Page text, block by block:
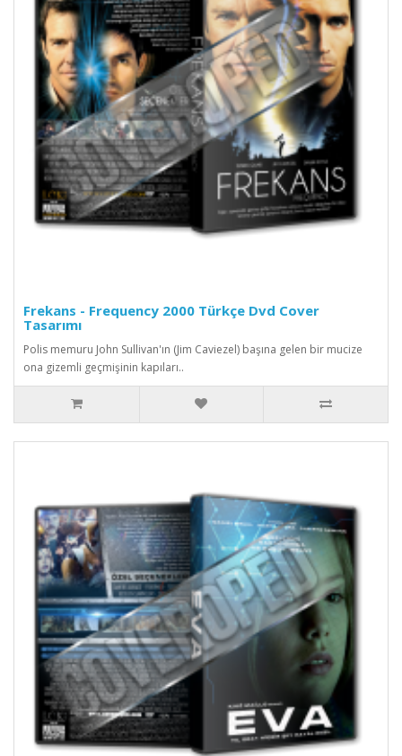
Frekans - Frequency 2000 Türkçe Dvd Cover
Tasarımı
Polis memuru John Sullivan'ın (Jim Caviezel) başına gelen bir mucize
ona gizemli geçmişinin kapıları..